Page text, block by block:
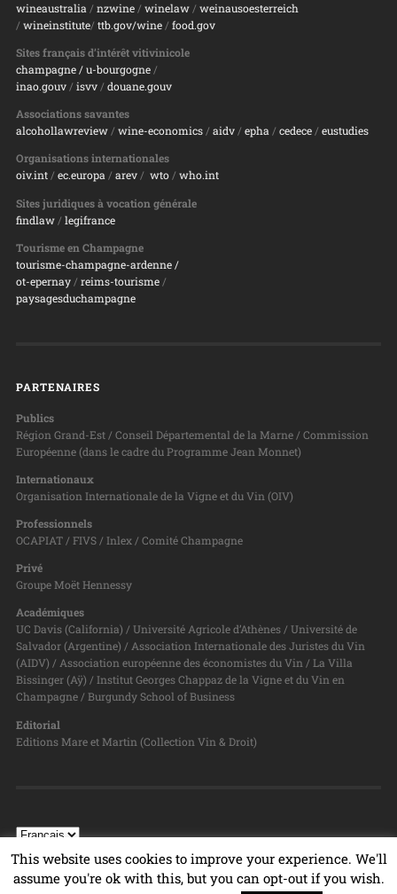
wineaustralia / nzwine/ winelaw/ weinausoesterreich
/ wineinstitute/ ttb.gov/wine/ food.gov
Sites français d’intérêt vitivinicole
champagne/ u-bourgogne/
inao.gouv/ isvv/ douane.gouv
Associations savantes
alcohollawreview/ wine-economics/ aidv/ epha/ cedece/ eustudies
Organisations internationales
oiv.int/ ec.europa/ arev/ wto/ who.int
Sites juridiques à vocation générale
findlaw/ legifrance
Tourisme en Champagne
tourisme-champagne-ardenne /
ot-epernay/ reims-tourisme/
paysagesduchampagne
PARTENAIRES
Publics
Région Grand-Est / Conseil Départemental de la Marne / Commission
Européenne (dans le cadre du Programme Jean Monnet)
Internationaux
Organisation Internationale de la Vigne et du Vin (OIV)
Professionnels
OCAPIAT / FIVS / Inlex / Comité Champagne
Privé
Groupe Moët Hennessy
Académiques
UC Davis (California) / Université Agricole d’Athènes / Université de
Salvador (Argentine) / Association Internationale des Juristes du Vin
(AIDV) / Association européenne des économistes du Vin / La Villa
Bissinger (Aÿ) / Institut Georges Chappaz de la Vigne et du Vin en
Champagne / Burgundy School of Business
Editorial
Editions Mare et Martin (Collection Vin & Droit)
This website uses cookies to improve your experience. We'll
assume you're ok with this, but you can opt-out if you wish.